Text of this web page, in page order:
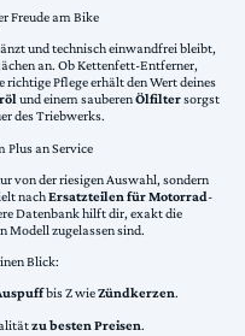
Freude am Bike
und technisch einwandfrei bleibt,
an. Ob Kettenfett-Entferner,
Pflege erhält den Wert deines
und einem sauberenÖlfiltersorgst
des Triebwerks.
Plus an Service
von der riesigen Auswahl, sondern
nachErsatzteilen für Motorrad-
Datenbank hilft dir, exakt die
Modell zugelassen sind.
Blick:
bis Z wieZündkerzen.
zu besten Preisen.